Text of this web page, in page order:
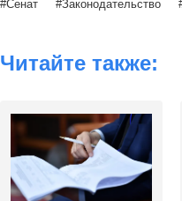
Сенат Законодательство
Читайте также: